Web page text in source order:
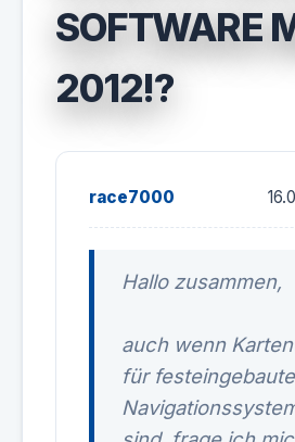
SOFTWARE
2012!?
race7000
Hallo zusammen,
auch wenn
für festeingebaute